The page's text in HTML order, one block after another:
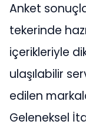
Anket
tekerinde
içerikleriyle
ulaşılabilir
edilen
Geleneksel